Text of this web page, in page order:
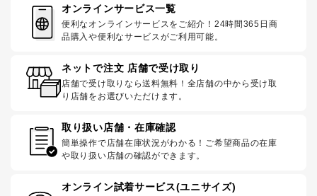
オンラインサービス一覧
便利なオンラインサービスをご紹介！24時間365日商
品購入や便利なサービスがご利用可能。
ネットで注文 店舗で受け取り
店舗で受け取りなら送料無料！全店舗の中から受け取
り店舗をお選びいただけます。
取り扱い店舗・在庫確認
簡単操作で店舗在庫状況がわかる！ご希望商品の在庫
や取り扱い店舗の確認ができます。
オンライン試着サービス(ユニサイズ)